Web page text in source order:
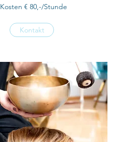
Kosten € 80,-/Stunde
Kontakt